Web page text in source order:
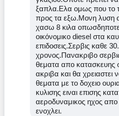
ξαπλα.Ελα ομως που το
προς τα εξω.Μονη λυση
χασω 8 κιλα
οικόνομικο diesel στα
επιδοσεις.Σερβις καθε
χρονος.Πανακριβο
θεματα απο κατασκευης
ακριβα και θα χρειαστει
θεματα με το δοχειο
κυλισης ειναι επισης
αεροδυναμικος ηχος
ενοχλει.